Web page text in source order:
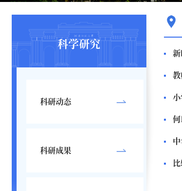
科学研究
科研动态
科研成果
何